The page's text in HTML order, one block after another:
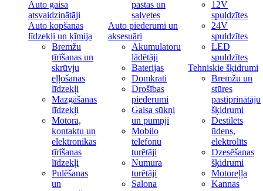
Auto gaisa
atsvaidzinātāji
Auto kopšanas
līdzekļi un ķīmija
Bremžu
tīrīšanas un
skrūvju
eļļošanas
līdzekļi
Mazgāšanas
līdzekļi
Motora,
kontaktu un
elektronikas
tīrīšanas
līdzekļi
Pulēšanas
un
pastas un
salvetes
Auto piederumi un
aksesuāri
Akumulatoru
lādētāji
Baterijas
Domkrati
Drošības
piederumi
Gaisa sūkņi
un pumpji
Mobilo
telefonu
turētāji
Numura
turētāji
Salona
12V
spuldzītes
24V
spuldzītes
LED
spuldzītes
Tehniskie šķidrumi
Bremžu un
stūres
pastiprinātāju
šķidrumi
Destilēts
ūdens,
elektrolīts
Dzesēšanas
šķidrumi
Motoreļļa
Kannas